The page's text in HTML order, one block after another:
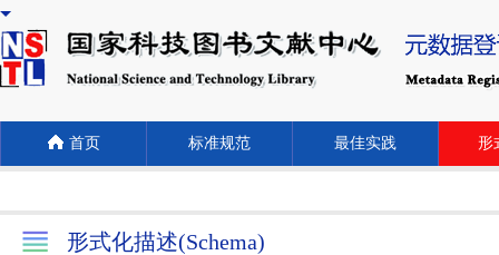
首页 标准规范 最佳实践 形
形式化描述(Schema)